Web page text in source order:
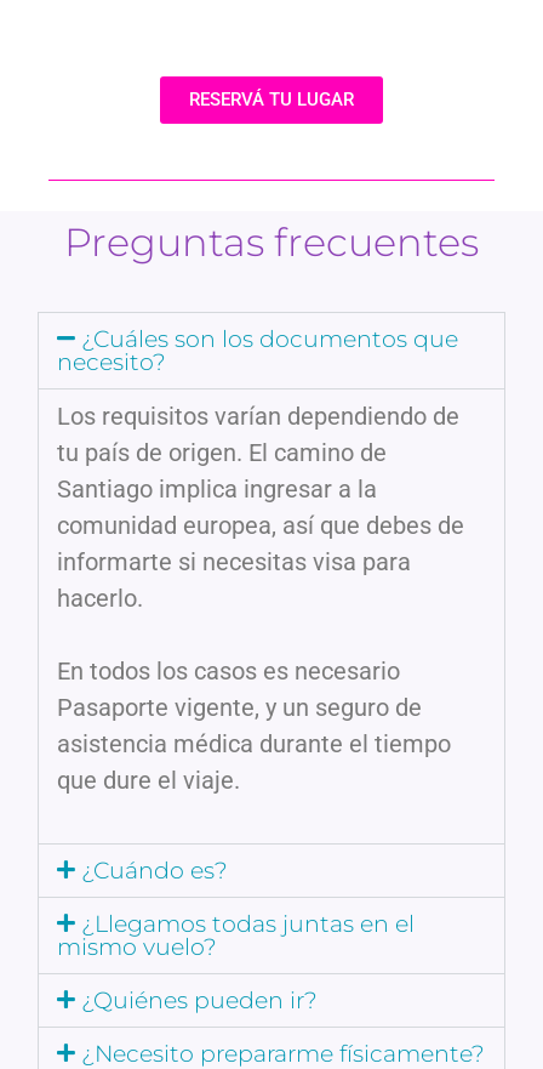
RESERVÁ TU LUGAR
Preguntas frecuentes
¿Cuáles son los documentos que
necesito?
Los requisitos varían dependiendo de
tu país de origen. El camino de
Santiago implica ingresar a la
comunidad europea, así que debes de
informarte si necesitas visa para
hacerlo.
En todos los casos es necesario
Pasaporte vigente, y un seguro de
asistencia médica durante el tiempo
que dure el viaje.
¿Cuándo es?
¿Llegamos todas juntas en el
mismo vuelo?
¿Quiénes pueden ir?
¿Necesito prepararme físicamente?